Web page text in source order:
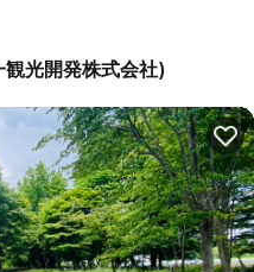
光開発株式会社)